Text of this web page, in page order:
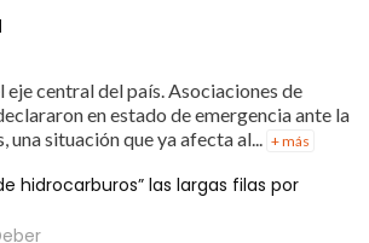
eje central del país. Asociaciones de
en estado de emergencia ante la
situación que ya afecta al...
+ más
hidrocarburos” las largas filas por